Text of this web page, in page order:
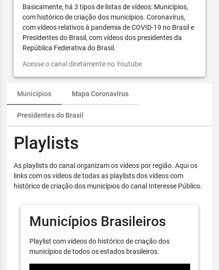
Basicamente, há 3 tipos de listas de vídeos: Municípios,
com histórico de criação dos municípios. Coronavírus,
com vídeos relativos à pandemia de COVID-19 no Brasil e
Presidentes do Brasil, com vídeos dos presidentes da
República Federativa do Brasil.
Acesse o canal diretamente no Youtube
Municípios Mapa Coronavírus
Presidentes do Brasil
Playlists
As playlists do canal organizam os vídeos por região. Aqui os
links com os vídeos de todas as playlists dos vídeos com
histórico de criação dos municípios do canal Interesse Público.
Municípios Brasileiros
Playlist com vídeos do histórico de criação dos
municípios de todos os estados brasileiros.